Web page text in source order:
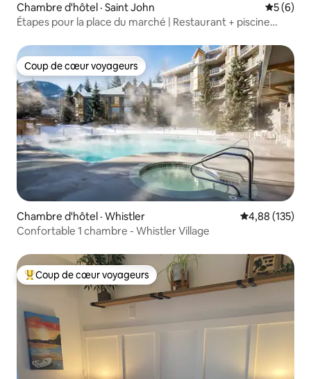
Chambre d'hôtel · Saint John Note
5 (6)
Étapes pour la place du marché | Restaurant + piscine
Coup de cœur voyageurs
Coup de cœur voyageurs
Chambre d'hôtel · Whistler Note
4,88 (135)
Confortable 1 chambre - Whistler Village
Coup de cœur voyageurs parmi les plus aimés
Coup de cœur voyageurs